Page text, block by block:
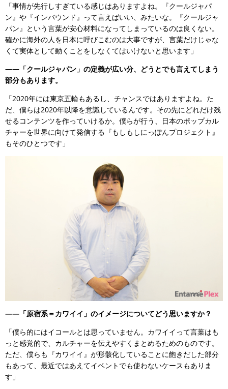
「事情が先行しすぎている感じはありますよね。『クールジャパ
ン』や『インバウンド』って言えばいい、みたいな。『クールジャ
パン』という言葉が安心材料になってしまっているのは良くない。
確かに海外の人を日本に呼びこむのは大事ですが、言葉だけじゃな
くて実体として動くことをしなくてはいけないと思います」
――「クールジャパン」の定義が広い分、どうとでも言えてしまう
部分もあります。
「2020年には東京五輪もあるし、チャンスではありますよね。た
だ、僕らは2020年以降を意識しているんです。その先にどれだけ残
せるコンテンツを作っていけるか。僕らが行う、日本のポップカル
チャーを世界に向けて発信する『もしもしにっぽんプロジェクト』
もそのひとつです」
――「原宿系＝カワイイ」のイメージについてどう思いますか？
「僕ら的にはイコールとは思っていません。カワイイって言葉はも
っと感覚的で、カルチャーを伝えやすくまとめるためのものです。
ただ、僕らも『カワイイ』が形骸化していることに飽きだした部分
もあって、最近ではあえてイベントでも使わないケースもありま
す」